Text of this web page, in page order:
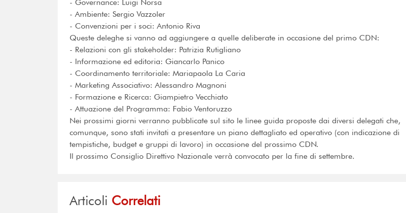
- Governance: Luigi Norsa
- Ambiente: Sergio Vazzoler
- Convenzioni per i soci: Antonio Riva
Queste deleghe si vanno ad aggiungere a quelle deliberate in occasione del primo CDN:
- Relazioni con gli stakeholder: Patrizia Rutigliano
- Informazione ed editoria: Giancarlo Panico
- Coordinamento territoriale: Mariapaola La Caria
- Marketing Associativo: Alessandro Magnoni
- Formazione e Ricerca: Giampietro Vecchiato
- Attuazione del Programma: Fabio Ventoruzzo
Nei prossimi giorni verranno pubblicate sul sito le linee guida proposte dai diversi delegati che,
comunque, sono stati invitati a presentare un piano dettagliato ed operativo (con indicazione di
tempistiche, budget e gruppi di lavoro) in occasione del prossimo CDN.
Il prossimo Consiglio Direttivo Nazionale verrà convocato per la fine di settembre.
Articoli Correlati